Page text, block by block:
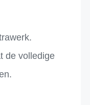
de volledige